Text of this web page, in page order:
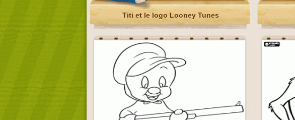
Titi et le logo Looney Tunes